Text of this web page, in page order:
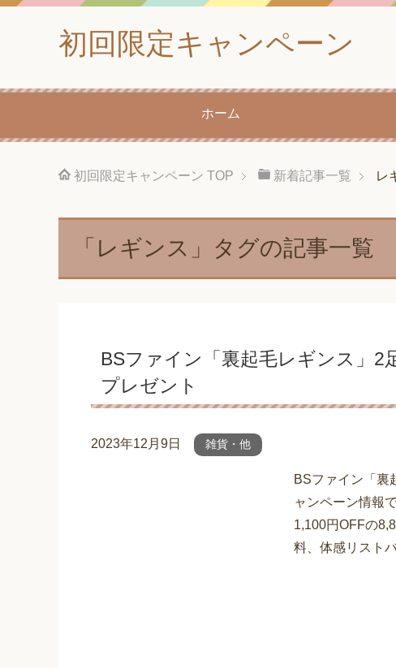
初回限定キャンペーン
ホーム
初回限定キャンペーン TOP 新着記事一覧 レ
「レギンス」タグの記事一覧
BSファイン「裏起毛レギンス」2
プレゼント
2023年12月9日 雑貨・他
BSファイン「裏
ャンペーン情報
1,100円OFFの
料、体感リスト